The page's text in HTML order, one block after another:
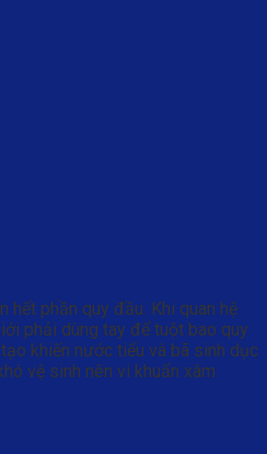
hết phần quy đầu. Khi quan hệ
phải dùng tay để tuột bao quy
khiến nước tiểu và bã sinh dục
vệ sinh nên vi khuẩn xâm